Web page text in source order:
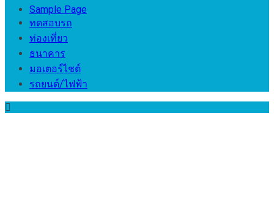
Sample Page
ทดสอบรถ
ท่องเที่ยว
ธนาคาร
มอเตอร์ไชต์
รถยนต์/ไฟฟ้า